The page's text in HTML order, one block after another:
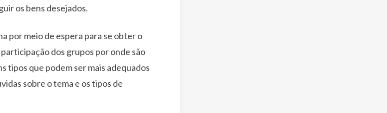
os bens desejados.
por meio de espera para se obter o
dos grupos por onde são
tipos que podem ser mais adequados
sobre o tema e os tipos de